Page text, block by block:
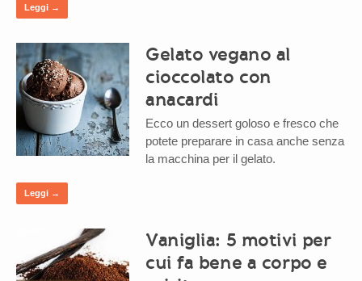
Leggi →
Gelato vegano al
cioccolato con
anacardi
Ecco un dessert goloso e fresco che
potete preparare in casa anche senza
la macchina per il gelato.
Leggi →
Vaniglia: 5 motivi per
cui fa bene a corpo e